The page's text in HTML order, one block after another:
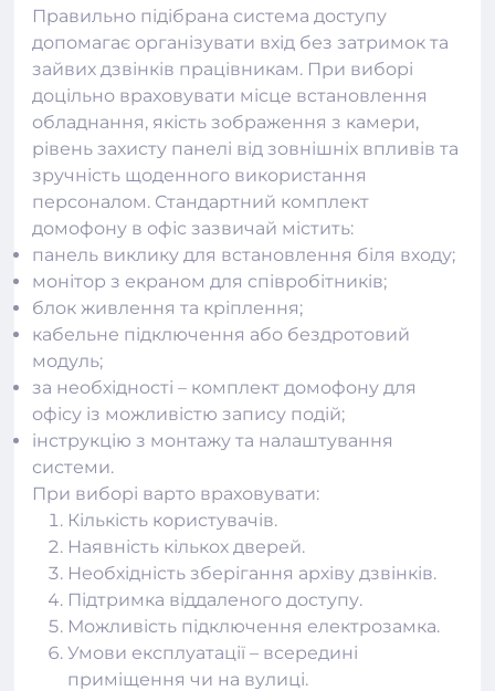
Правильно підібрана система доступу
допомагає організувати вхід без затримок та
зайвих дзвінків працівникам. При виборі
доцільно враховувати місце встановлення
обладнання, якість зображення з камери,
рівень захисту панелі від зовнішніх впливів та
зручність щоденного використання
персоналом. Стандартний комплект
домофону в офіс зазвичай містить:
панель виклику для встановлення біля входу;
монітор з екраном для співробітників;
блок живлення та кріплення;
кабельне підключення або бездротовий
модуль;
за необхідності – комплект домофону для
офісу із можливістю запису подій;
інструкцію з монтажу та налаштування
системи.
При виборі варто враховувати:
Кількість користувачів.
Наявність кількох дверей.
Необхідність зберігання архіву дзвінків.
Підтримка віддаленого доступу.
Можливість підключення електрозамка.
Умови експлуатації – всередині
приміщення чи на вулиці.